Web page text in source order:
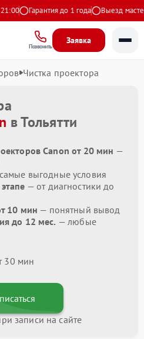
Гарантия до 1 года Выезд
Позвонить
Заявка
Чистка проектора
в Тольятти
Canon от 20 мин —
выгодные условия
— от диагностики до
10 мин — понятный вывод
до 12 мес. — любые
30 мин
записи на сайте